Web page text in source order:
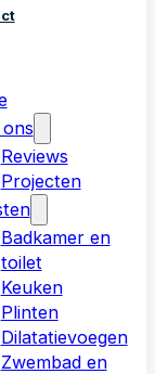
Reviews
Projecten
Badkamer en
toilet
Keuken
Plinten
Dilatatievoegen
Zwembad en